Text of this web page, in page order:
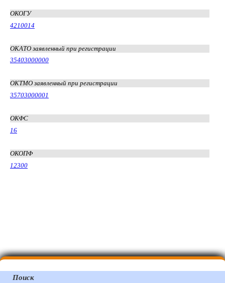
ОКОГУ
4210014
ОКАТО заявленный при регистрации
35403000000
ОКТМО заявленный при регистрации
35703000001
ОКФС
16
ОКОПФ
12300
Поиск